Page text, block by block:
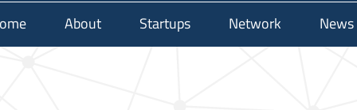
About Startups Network News